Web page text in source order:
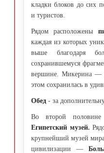
кладки блоков до сих
и туристов.
Рядом расположены
каждая из которых
выше благодаря
сохранившемуся
вершине. Микерина —
этом сохранилась в
Обед - за
Во второй
Египетский музей.
крупнейший музей
цивилизации —